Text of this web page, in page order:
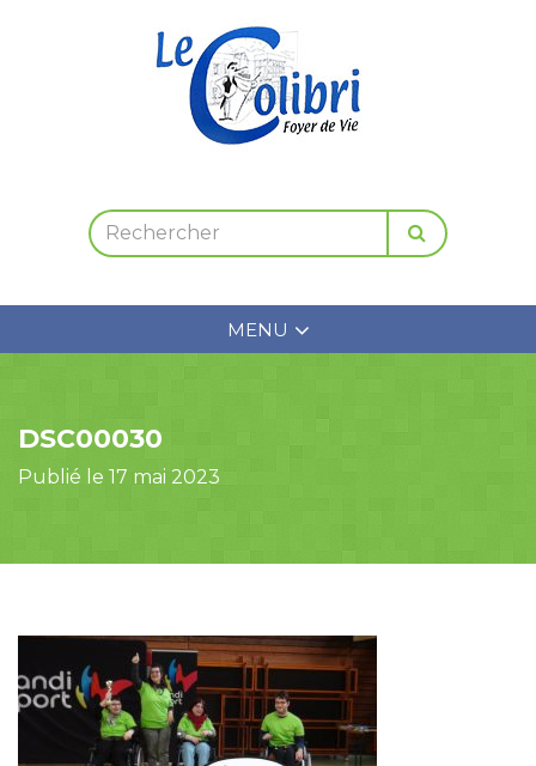
MENU
DSC00030
Publié le 17 mai 2023